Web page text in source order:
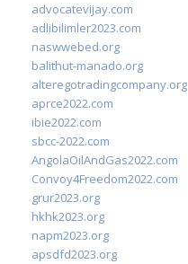
advocatevijay.com
adlibilimler2023.com
naswwebed.org
balithut-manado.org
alteregotradingcompany.org
aprce2022.com
ibie2022.com
sbcc-2022.com
AngolaOilAndGas2022.com
Convoy4Freedom2022.com
grur2023.org
hkhk2023.org
napm2023.org
apsdfd2023.org